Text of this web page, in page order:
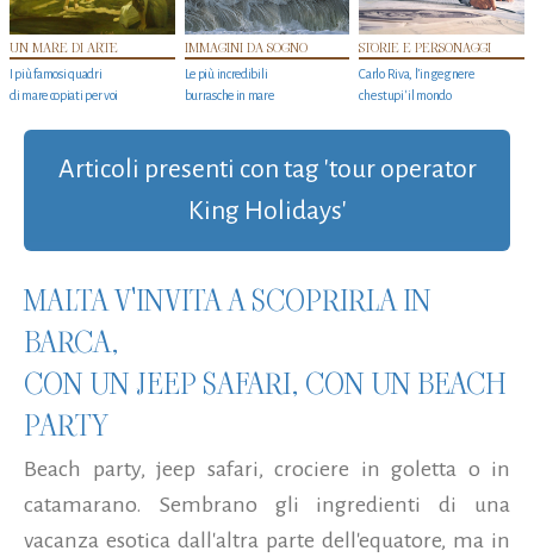
UN MARE DI ARTE
I più famosi quadri
di mare copiati per voi
IMMAGINI DA SOGNO
Le più incredibili
burrasche in mare
STORIE E PERSONAGGI
Carlo Riva, l’ingegnere
che stupi' il mondo
Articoli presenti con tag 'tour operator
King Holidays'
MALTA V'INVITA A SCOPRIRLA IN
BARCA,
CON UN JEEP SAFARI, CON UN BEACH
PARTY
Beach party, jeep safari, crociere in goletta o in
catamarano. Sembrano gli ingredienti di una
vacanza esotica dall'altra parte dell'equatore, ma in